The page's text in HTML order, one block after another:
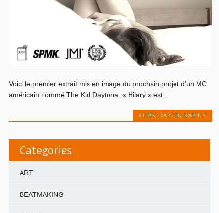
Voici le premier extrait mis en image du prochain projet d’un MC
américain nommé The Kid Daytona. « Hilary » est...
CLIPS, RAP FR, RAP US
Categories
ART
BEATMAKING